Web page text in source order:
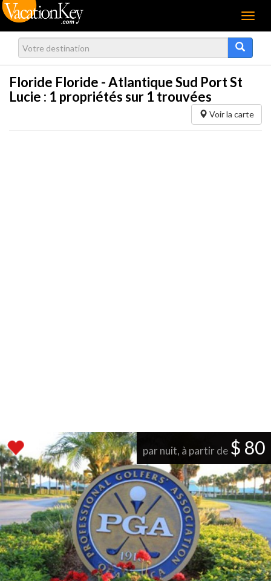
Menu
Floride Floride - Atlantique Sud Port St
Lucie : 1 propriétés sur 1 trouvées
Voir la carte
par nuit, à partir de $ 80